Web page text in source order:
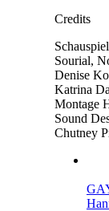
Credits
Schauspiel
Sourial,
Denise
Katrina
Montage
Sound
Chutney